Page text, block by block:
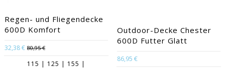
Regen- und Fliegendecke
600D Komfort
32,38 € 80,95 €
115 | 125 | 155 |
Outdoor-Decke Chester
600D Futter Glatt
86,95 €